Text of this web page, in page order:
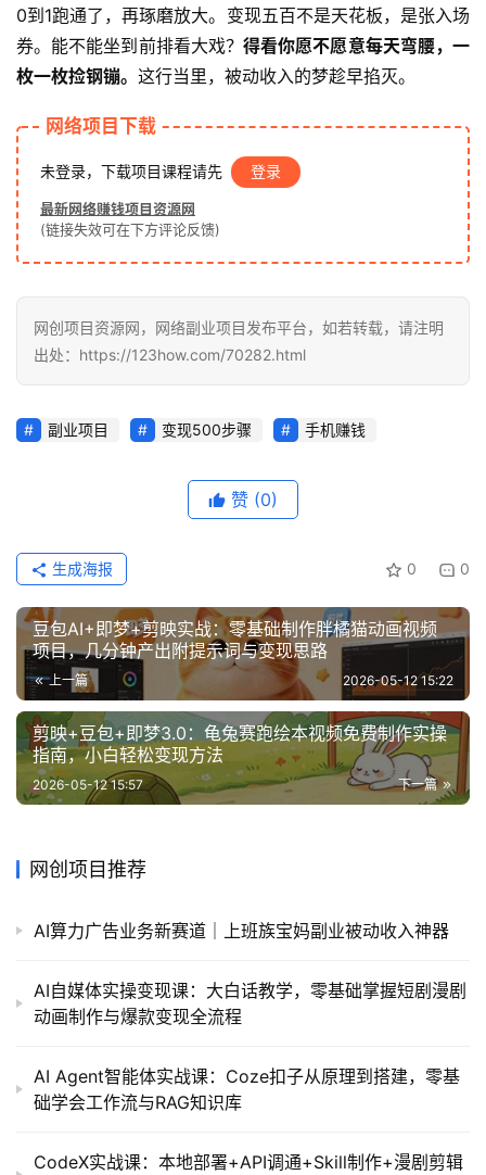
项
目
中
冒
泡
网
缘
0到1跑通了，再琢磨放大。变现五百不是天花板，是张入场
券。能不能坐到前排看大戏？得看你愿不愿意每天弯腰，一
枚一枚捡钢镚。 这行当里，被动收入的梦趁早掐灭。
网络项目下载
未登录，下载项目课程请先 登录
最新网络赚钱项目资源网
(链接失效可在下方评论反馈)
网创项目资源网，网络副业项目发布平台，如若转载，请注明
出处：https://123how.com/70282.html
副业项目 变现500步骤 手机赚钱
赞 (0)
0 0
生成海报
豆包AI+即梦+剪映实战：零基础制作胖橘猫动画视频
项目，几分钟产出附提示词与变现思路
上一篇 2026-05-12 15:22
剪映+豆包+即梦3.0：龟兔赛跑绘本视频免费制作实操
指南，小白轻松变现方法
下一篇
2026-05-12 15:57
网创项目推荐
AI算力广告业务新赛道｜上班族宝妈副业被动收入神器
AI自媒体实操变现课：大白话教学，零基础掌握短剧漫剧
动画制作与爆款变现全流程
AI Agent智能体实战课：Coze扣子从原理到搭建，零基
础学会工作流与RAG知识库
CodeX实战课：本地部署+API调通+Skill制作+漫剧剪辑